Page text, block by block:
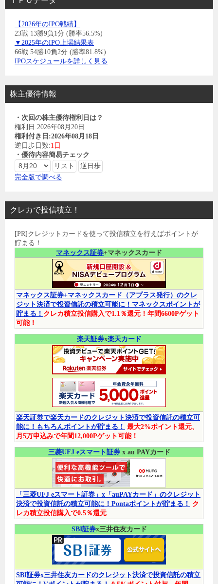
【2026年のIPO戦績】
23戦 13勝9負1分 (勝率56.5%)
▼2025年のIPO上場結果表
66戦 54勝10負2分 (勝率81.8%)
IPOスケジュールを詳しく見る
株主優待情報
・次回の株主優待権利日は？
権利日:2026年08月20日
権利付き日:2026年08月18日
逆日歩日数:1日
・優待内容簡易チェック
完全版で調べる
クレカで投信積立！
[PR]クレジットカードを使って投信積立を行えばポイントが
貯まる！
マネックス証券+マネックスカード
マネックス証券+マネックスカード（アプラス発行）のクレ
ジット決済で投資信託の積立可能に！マネックスポイントが
貯まる！ クレカ積立投信購入で1.1％還元！年間6600Pゲット
可能！
楽天証券x楽天カード
楽天証券で楽天カードのクレジット決済で投資信託の積立可
能に！もちろんポイントが貯まる！ 最大2%ポイント還元、
月5万申込みで年間12,000Pゲット可能！
三菱UFJ eスマート証券x au PAYカード
「三菱UFJ eスマート証券」x「auPAYカード」のクレジット
決済で投資信託の積立可能に！Pontaポイントが貯まる！
ク
レカ積立投信購入で0.5％還元
SBI証券x三井住友カード
SBI証券x三井住友カードのクレジット決済で投資信託の積立